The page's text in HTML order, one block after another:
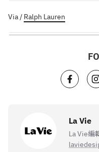
Via / Ralph Lauren
La Vie
La Vie編